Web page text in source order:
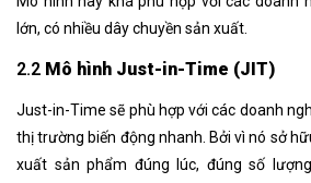
lớn, có nhiều dây chuyền sản xuất.
2.2 Mô hình Just-in-Time (JIT)
Just-in-Time sẽ phù hợp với các doanh
thị trường biến động nhanh. Bởi vì nó sở
xuất sản phẩm đúng lúc, đúng số